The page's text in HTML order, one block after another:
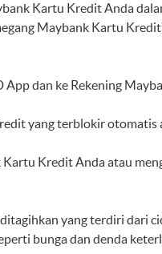
Kartu Kredit Anda
Maybank Kartu
App dan ke Rekening
yang terblokir otomatis
Kredit Anda atau
yang terdiri dari
bunga dan denda